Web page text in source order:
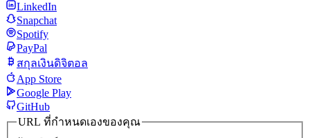
LinkedIn
Snapchat
Spotify
PayPal
สกุลเงินดิจิตอล
App Store
Google Play
GitHub
URL ที่กำหนดเองของคุณ